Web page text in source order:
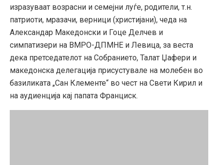
изразуваат возрасни и семејни луѓе, родители, т.н.
патриоти, мразачи, верници (христијани), чеда на
Александар Македонски и Гоце Делчев и
симпатизери на ВМРО-ДПМНЕ и Левица, за веста
дека претседателот на Собранието, Талат Џафери и
македонска делегација присустувале на молебен во
базиликата „Сан Клементе“ во чест на Свети Кирил и
на аудиенција кај папата Франциск.